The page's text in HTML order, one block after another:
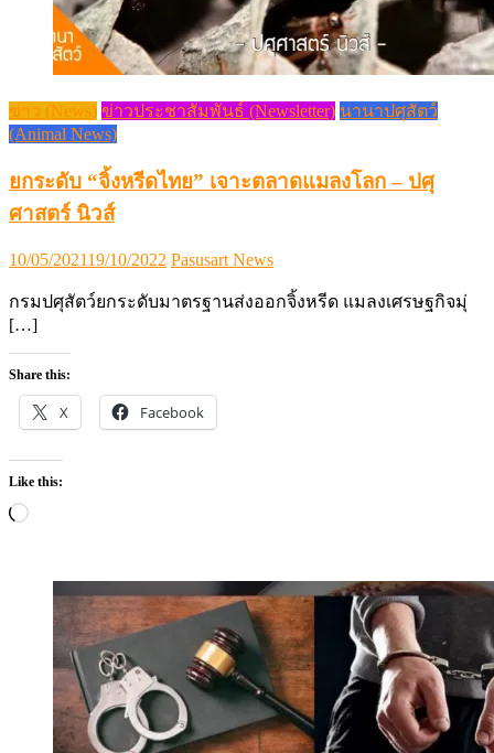
ข่าว (News) ข่าวประชาสัมพันธ์ (Newsletter) นานาปศุสัตว์
(Animal News)
ยกระดับ “จิ้งหรีดไทย” เจาะตลาดแมลงโลก – ปศุ
ศาสตร์ นิวส์
Posted
10/05/202119/10/2022 Author
Pasusart News
กรมปศุสัตว์ยกระดับมาตรฐานส่งออกจิ้งหรีด แมลงเศรษฐกิจมุ่
[…]
Share this:
X Facebook
Like this:
Loading…